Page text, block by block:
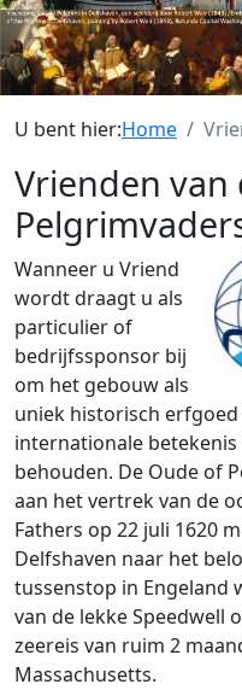
U bent hier:Home
Vrienden van
Wanneer u Vriend
wordt draagt u als
particulier of
bedrijfssponsor bij
om het gebouw als
uniek historisch
internationale
behouden. De Oude of
aan het vertrek van de
Fathers op 22 juli 1620
Delfshaven naar het
tussenstop in Engeland
van de lekke Speedwell
zeereis van ruim 2
Massachusetts.